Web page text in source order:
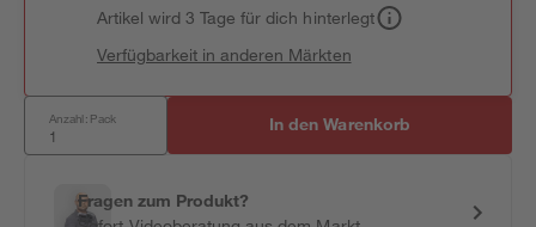
Artikel wird 3 Tage für dich hinterlegt
Verfügbarkeit in anderen Märkten
Anzahl: Pack In den Warenkorb
Fragen zum Produkt?